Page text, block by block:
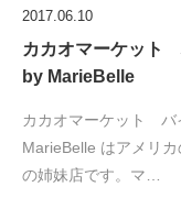
2017.06.10
カカオマーケッ
by MarieBelle
カカオマーケット
MarieBelle はアメリ
の姉妹店です。マ…